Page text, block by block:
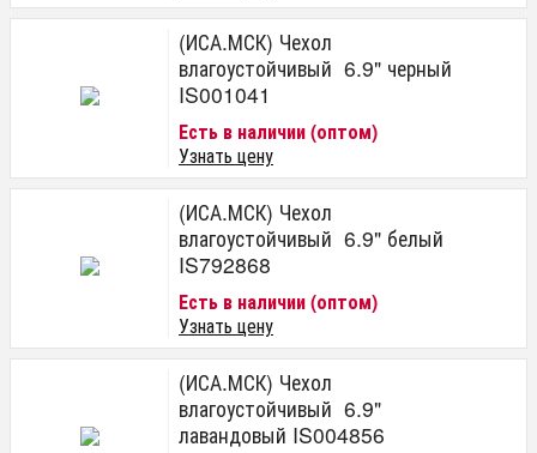
(ИСА.МСК) Чехол
влагоустойчивый 6.9" черный
IS001041
Есть в наличии (оптом)
Узнать цену
(ИСА.МСК) Чехол
влагоустойчивый 6.9" белый
IS792868
Есть в наличии (оптом)
Узнать цену
(ИСА.МСК) Чехол
влагоустойчивый 6.9"
лавандовый IS004856